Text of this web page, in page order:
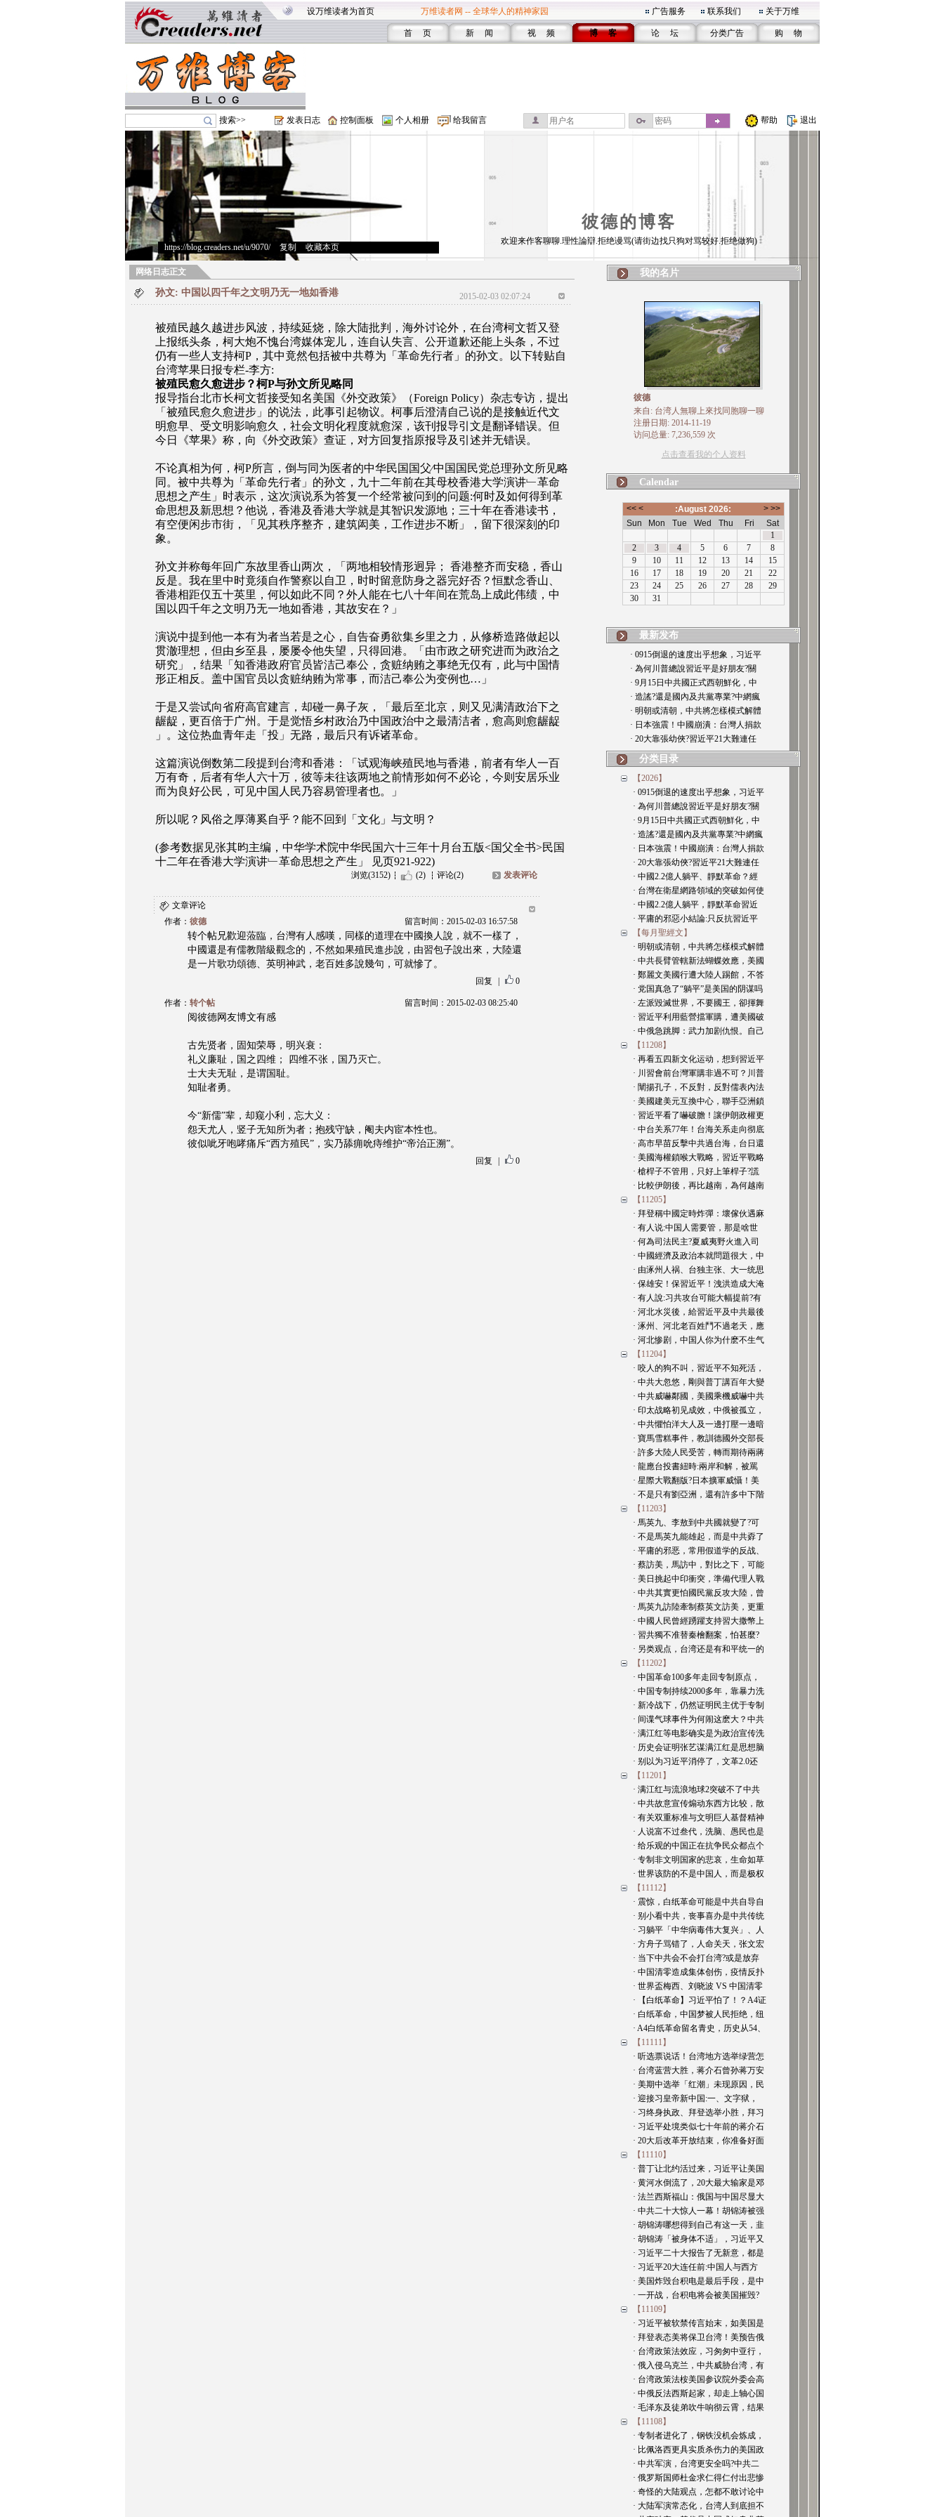
设万维读者为首页 万维读者网 -- 全球华人的精神家园 广告服务 联系我们 关于万维
首 页 新 闻 视 频 博 客 论 坛 分类广告 购 物
搜索>> 发表日志 控制面板 个人相册 给我留言 帮助 退出
彼德的博客
https://blog.creaders.net/u/9070/> 复制 收藏本页
欢迎来作客聊聊.理性論辯.拒绝谩骂(请街边找只狗对骂较好.拒绝做狗)
网络日志正文
孙文: 中国以四千年之文明乃无一地如香港 2015-02-03 02:07:24
被殖民越久越进步风波，持续延烧，除大陆批判，海外讨论外，在台湾柯文哲又登
上报纸头条，柯大炮不愧台湾媒体宠儿，连自认失言、公开道歉还能上头条，不过
仍有一些人支持柯P，其中竟然包括被中共尊为「革命先行者」的孙文。以下转贴自
台湾苹果日报专栏-李方:
被殖民愈久愈进步？柯P与孙文所见略同
报导指台北市长柯文哲接受知名美国《外交政策》（Foreign Policy）杂志专访，提出
「被殖民愈久愈进步」的说法，此事引起物议。柯事后澄清自己说的是接触近代文
明愈早、受文明影响愈久，社会文明化程度就愈深，该刊报导引文是翻译错误。但
今日《苹果》称，向《外交政策》查证，对方回复指原报导及引述并无错误。
不论真相为何，柯P所言，倒与同为医者的中华民国国父∕中国国民党总理孙文所见略
同。 被中共尊为「革命先行者」的孙文，九十二年前在其母校香港大学演讲﹂革命
思想之产生」时表示，这次演说系为答复一个经常被问到的问题:何时及如何得到革
命思想及新思想？他说，香港及香港大学就是其智识发源地；三十年在香港读书，
有空便闲步市街，「见其秩序整齐，建筑闳美，工作进步不断」，留下很深刻的印
象。
孙文并称每年回广东故里香山两次，「两地相较情形迥异； 香港整齐而安稳，香山
反是。我在里中时竟须自作警察以自卫，时时留意防身之器完好否？恒默念香山、
香港相距仅五十英里，何以如此不同？外人能在七八十年间在荒岛上成此伟绩，中
国以四千年之文明乃无一地如香港，其故安在？」
演说中提到他一本有为者当若是之心，自告奋勇欲集乡里之力，从修桥造路做起以
贯澈理想，但由乡至县，屡屡令他失望，只得回港。「由市政之研究进而为政治之
研究」，结果「知香港政府官员皆洁己奉公，贪赃纳贿之事绝无仅有，此与中国情
形正相反。盖中国官员以贪赃纳贿为常事，而洁己奉公为变例也…」
于是又尝试向省府高官建言，却碰一鼻子灰，「最后至北京，则又见满清政治下之
龌龊，更百倍于广州。于是觉悟乡村政治乃中国政治中之最清洁者，愈高则愈龌龊
」。这位热血青年走「投」无路，最后只有诉诸革命。
这篇演说倒数第二段提到台湾和香港：「试观海峡殖民地与香港，前者有华人一百
万有奇，后者有华人六十万，彼等未往该两地之前情形如何不必论，今则安居乐业
而为良好公民，可见中国人民乃容易管理者也。」
所以呢？风俗之厚薄奚自乎？能不回到「文化」与文明？
(参考数据见张其昀主编，中华学术院中华民国六十三年十月台五版<国父全书>民国
十二年在香港大学演讲﹂革命思想之产生」 见页921-922)
浏览(3152) (2) 评论(2) 发表评论
文章评论
作者： 彼德 留言时间：2015-02-03 16:57:58
转个帖兄歡迎蒞臨，台灣有人感嘆，同樣的道理在中國換人說，就不一樣了，
中國還是有儒教階級觀念的，不然如果殖民進步說，由習包子說出來，大陸還
是一片歌功頌德、英明神武，老百姓多說幾句，可就慘了。
回复 0
作者： 转个帖 留言时间：2015-02-03 08:25:40
阅彼德网友博文有感
古先贤者，固知荣辱，明兴衰：
礼义廉耻，国之四维； 四维不张，国乃灭亡。
士大夫无耻，是谓国耻。
知耻者勇。
今“新儒”辈，却窥小利，忘大义：
怨天尤人，竖子无知所为者；抱残守缺，阉夫内宦本性也。
彼似呲牙咆哮痛斥“西方殖民”，实乃舔痈吮痔维护“帝治正溯”。
回复 0
我的名片
彼德
来自: 台湾人無聊上來找同胞聊一聊
注册日期: 2014-11-19
访问总量: 7,236,559 次
点击查看我的个人资料
Calendar
最新发布
· 0915倒退的速度出乎想象，习近平
· 為何川普總說習近平是好朋友?關
· 9月15日中共國正式西朝鮮化，中
· 造謠?還是國內及共黨專業?中網瘋
· 明朝或清朝，中共將怎樣模式解體
· 日本強震！中國崩潰：台灣人捐款
· 20大靠張幼俠?習近平21大難連任
分类目录
【2026】
· 0915倒退的速度出乎想象，习近平
· 為何川普總說習近平是好朋友?關
· 9月15日中共國正式西朝鮮化，中
· 造謠?還是國內及共黨專業?中網瘋
· 日本強震！中國崩潰：台灣人捐款
· 20大靠張幼俠?習近平21大難連任
· 中國2.2億人躺平、靜默革命？經
· 台灣在衛星網路領域的突破如何使
· 中國2.2億人躺平，靜默革命習近
· 平庸的邪惡小結論:只反抗習近平
【每月聖經文】
· 明朝或清朝，中共將怎樣模式解體
· 中共長臂管轄新法蝴蝶效應，美國
· 鄭麗文美國行遭大陸人踢館，不答
· 党国真急了“躺平”是美国的阴谋吗
· 左派毀滅世界，不要國王，卻揮舞
· 習近平利用藍營擋軍購，遭美國破
· 中俄急跳脚：武力加剧仇恨。自己
【11208】
· 再看五四新文化运动，想到習近平
· 川習會前台灣軍購非過不可？川普
· 闡揚孔子，不反對，反對儒表內法
· 美國建美元互換中心，聯手亞洲鎖
· 習近平看了嚇破膽！讓伊朗政權更
· 中台关系77年！台海关系走向彻底
· 高市早苗反擊中共過台海，台日還
· 美國海權鎖喉大戰略，習近平戰略
· 槍桿子不管用，只好上筆桿子?謊
· 比較伊朗後，再比越南，為何越南
【11205】
· 拜登稱中國定時炸彈：壞傢伙遇麻
· 有人说:中国人需要管，那是啥世
· 何為司法民主?夏威夷野火進入司
· 中國經濟及政治本就問題很大，中
· 由涿州人祸、台独主张、大一统思
· 保雄安！保習近平！洩洪造成大淹
· 有人說:习共攻台可能大幅提前?有
· 河北水災後，給習近平及中共最後
· 涿州、河北老百姓鬥不過老天，應
· 河北惨剧，中国人你为什麽不生气
【11204】
· 咬人的狗不叫，習近平不知死活，
· 中共大忽悠，剛與普丁講百年大變
· 中共威嚇鄰國，美國乘機威嚇中共
· 印太战略初见成效，中俄被孤立，
· 中共懼怕洋大人及一邊打壓一邊暗
· 寶馬雪糕事件，教訓德國外交部長
· 許多大陸人民受苦，轉而期待兩蔣
· 龍應台投書紐時:兩岸和解，被罵
· 星際大戰翻版?日本擴軍威懾！美
· 不是只有劉亞洲，還有許多中下階
【11203】
· 馬英九、李敖到中共國就變了?可
· 不是馬英九能雄起，而是中共孬了
· 平庸的邪恶，常用假道学的反战、
· 蔡訪美，馬訪中，對比之下，可能
· 美日挑起中印衝突，準備代理人戰
· 中共其實更怕國民黨反攻大陸，曾
· 馬英九訪陸牽制蔡英文訪美，更重
· 中國人民曾經踴躍支持習大撒幣上
· 習共獨不准替秦檜翻案，怕甚麼?
· 另类观点，台湾还是有和平统一的
【11202】
· 中国革命100多年走回专制原点，
· 中国专制持续2000多年，靠暴力洗
· 新冷战下，仍然证明民主优于专制
· 间谍气球事件为何闹这麽大？中共
· 满江红等电影确实是为政治宣传洗
· 历史会证明张艺谋满江红是思想脑
· 别以为习近平消停了，文革2.0还
【11201】
· 满江红与流浪地球2突破不了中共
· 中共故意宣传煽动东西方比较，散
· 有关双重标准与文明巨人基督精神
· 人说富不过叁代，洗脑、愚民也是
· 给乐观的中国正在抗争民众都点个
· 专制非文明国家的悲哀，生命如草
· 世界该防的不是中国人，而是极权
【11112】
· 震惊，白纸革命可能是中共自导自
· 别小看中共，丧事喜办是中共传统
· 习躺平「中华病毒伟大复兴」、人
· 方舟子骂错了，人命关天，张文宏
· 当下中共会不会打台湾?或是放弃
· 中国清零造成集体创伤，疫情反扑
· 世界盃梅西、刘晓波 VS 中国清零
· 【白纸革命】习近平怕了！？A4证
· 白纸革命，中国梦被人民拒绝，纽
· A4白纸革命留名青史，历史从54、
【11111】
· 听选票说话！台湾地方选举绿营怎
· 台湾蓝营大胜，蒋介石曾孙蒋万安
· 美期中选举「红潮」未现原因，民
· 迎接习皇帝新中国:一、文字狱，
· 习终身执政、拜登选举小胜，拜习
· 习近平处境类似七十年前的蒋介石
· 20大后改革开放结束，你准备好面
【11110】
· 普丁让北约活过来，习近平让美国
· 黄河水倒流了，20大最大输家是邓
· 法兰西斯福山：俄国与中国尽显大
· 中共二十大惊人一幕！胡锦涛被强
· 胡锦涛哪想得到自己有这一天，韭
· 胡锦涛「被身体不适」，习近平又
· 习近平二十大报告了无新意，都是
· 习近平20大连任前:中国人与西方
· 美国炸毁台积电是最后手段，是中
· 一开战，台积电将会被美国摧毁?
【11109】
· 习近平被软禁传言始末，如美国是
· 拜登表态美将保卫台湾！美预告俄
· 台湾政策法效应，习匆匆中亚行，
· 俄入侵乌克兰，中共威胁台湾，有
· 台湾政策法桉美国参议院外委会高
· 中俄反法西斯起家，却走上轴心国
· 毛泽东及徒弟吹牛响彻云霄，结果
【11108】
· 专制者进化了，钢铁没机会炼成，
· 比佩洛西更具实质杀伤力的美国政
· 中共军演，台湾更安全吗?中共二
· 俄罗斯国师杜金求仁得仁付出悲惨
· 奇怪的大陆观点，怎都不敢讨论中
· 大陆军演常态化，台湾人到底担不